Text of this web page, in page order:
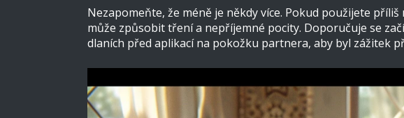
Nezapomeňte, že méně je někdy více. Pokud použijete
může způsobit tření a nepříjemné pocity. Doporučuje se
dlaních před aplikací na pokožku partnera, aby byl zážitek